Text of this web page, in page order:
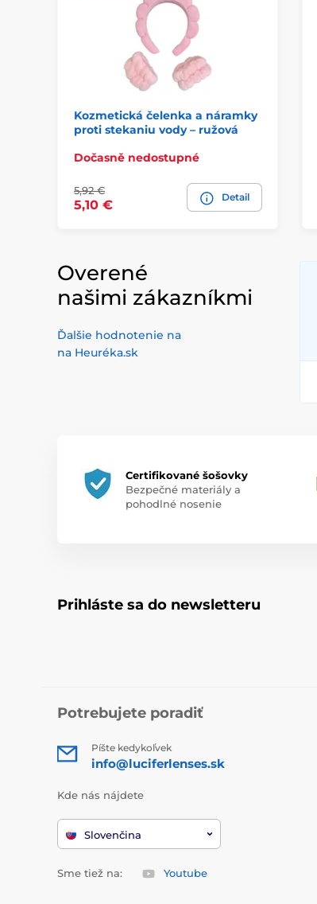
Kozmetická čelenka a náramky
proti stekaniu vody – ružová
Dočasně nedostupné
5,92 €
5,10 €
Detail
Overené
našimi zákazníkmi
Ďalšie hodnotenie na
na Heuréka.sk
Certifikované šošovky
Bezpečné materiály a
pohodlné nosenie
Prihláste sa do newsletteru
Potrebujete poradiť
Píšte kedykoľvek
info@luciferlenses.sk
Kde nás nájdete
Slovenčina
Sme tiež na: Youtube